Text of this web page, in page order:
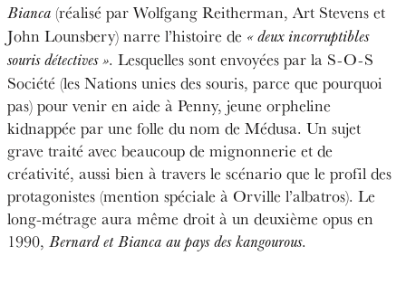
Bianca (réalisé par Wolfgang Reitherman, Art Stevens et
John Lounsbery) narre l’histoire de « deux incorruptibles
souris détectives ». Lesquelles sont envoyées par la S-O-S
Société (les Nations unies des souris, parce que pourquoi
pas) pour venir en aide à Penny, jeune orpheline
kidnappée par une folle du nom de Médusa. Un sujet
grave traité avec beaucoup de mignonnerie et de
créativité, aussi bien à travers le scénario que le profil des
protagonistes (mention spéciale à Orville l’albatros). Le
long-métrage aura même droit à un deuxième opus en
1990, Bernard et Bianca au pays des kangourous.